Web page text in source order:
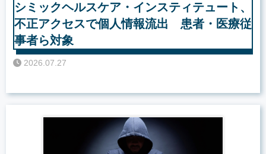
シミックヘルスケア・インスティテュート、
不正アクセスで個人情報流出 患者・医療従
事者ら対象
2026.07.27